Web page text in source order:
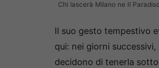
Chi lascerà Milano ne Il
Il suo gesto tempestivo
qui: nei giorni
decidono di tenerla